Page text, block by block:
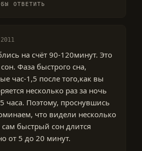
ОТВЕТИТЬ
на счёт 90-120минут. Это
Фаза быстрого сна,
час-1,5 после того,как вы
несколько раз за ночь
часа. Поэтому, проснувшись
что видели несколько
быстрый сон длится
от 5 до 20 минут.